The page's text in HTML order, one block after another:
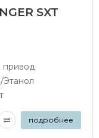
SXT
привод
Этанол
подробнее